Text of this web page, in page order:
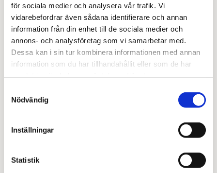
för sociala medier och analysera vår trafik. Vi
vidarebefordrar även sådana identifierare och annan
information från din enhet till de sociala medier och
annons- och analysföretag som vi samarbetar med.
Dessa kan i sin tur kombinera informationen med annan
information som du har tillhandahållit eller som de har
Nödvändig
Inställningar
Statistik
Skip
main
content
”Utbildningen är mycket välstrukturerad och
ger en bra, tydlig och sammanfattande
genomgång av olika områden inom sexuell
föreläsningen och sedan kan fördjupa sig
ytterligare genom att läsa materialet.
kan inleda samtal och hålla en bra struktur i
rådgivningen, vilket var väldigt värdefullt.
utbildning, som jag varmt kan